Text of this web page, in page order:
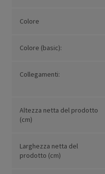
Colore
Colore (basic):
Collegamenti:
Altezza netta del prodotto
(cm)
Larghezza netta del
prodotto (cm)